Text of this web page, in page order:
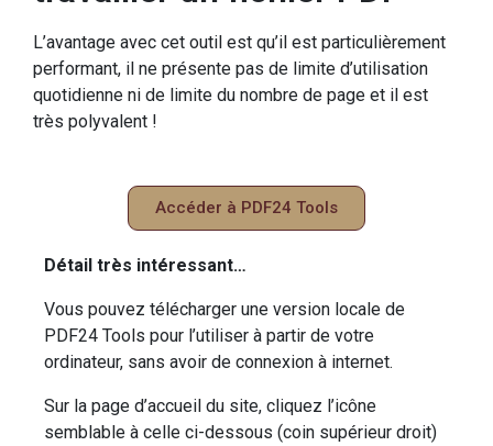
L’avantage avec cet outil est qu’il est particulièrement
performant, il ne présente pas de limite d’utilisation
quotidienne ni de limite du nombre de page et il est
très polyvalent !
Accéder à PDF24 Tools
Détail très intéressant…
Vous pouvez télécharger une version locale de
PDF24 Tools pour l’utiliser à partir de votre
ordinateur, sans avoir de connexion à internet.
Sur la page d’accueil du site, cliquez l’icône
semblable à celle ci-dessous (coin supérieur droit)